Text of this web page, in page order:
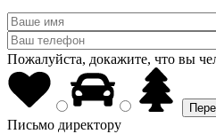
Пожалуйста, докажите, что вы
Письмо директору